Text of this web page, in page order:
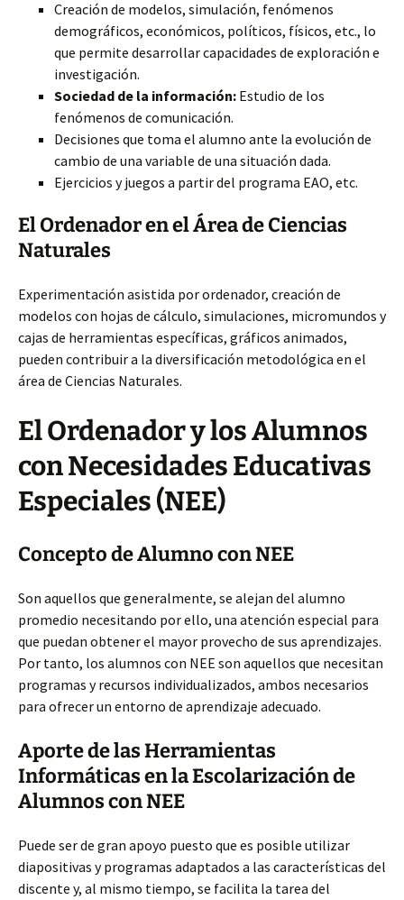
Creación de modelos, simulación, fenómenos
demográficos, económicos, políticos, físicos, etc., lo
que permite desarrollar capacidades de exploración e
investigación.
Sociedad de la información: Estudio de los
fenómenos de comunicación.
Decisiones que toma el alumno ante la evolución de
cambio de una variable de una situación dada.
Ejercicios y juegos a partir del programa EAO, etc.
El Ordenador en el Área de Ciencias
Naturales
Experimentación asistida por ordenador, creación de
modelos con hojas de cálculo, simulaciones, micromundos y
cajas de herramientas específicas, gráficos animados,
pueden contribuir a la diversificación metodológica en el
área de Ciencias Naturales.
El Ordenador y los Alumnos
con Necesidades Educativas
Especiales (NEE)
Concepto de Alumno con NEE
Son aquellos que generalmente, se alejan del alumno
promedio necesitando por ello, una atención especial para
que puedan obtener el mayor provecho de sus aprendizajes.
Por tanto, los alumnos con NEE son aquellos que necesitan
programas y recursos individualizados, ambos necesarios
para ofrecer un entorno de aprendizaje adecuado.
Aporte de las Herramientas
Informáticas en la Escolarización de
Alumnos con NEE
Puede ser de gran apoyo puesto que es posible utilizar
diapositivas y programas adaptados a las características del
discente y, al mismo tiempo, se facilita la tarea del